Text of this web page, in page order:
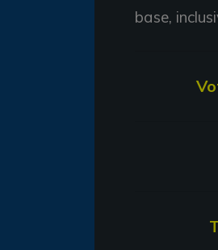
base,
V
T